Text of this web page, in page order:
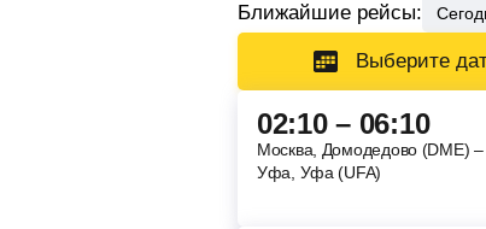
Ближайшие рейсы:
Выберите
02:10 – 06:10
Москва, Домодедово (DME) –
Уфа, Уфа (UFA)